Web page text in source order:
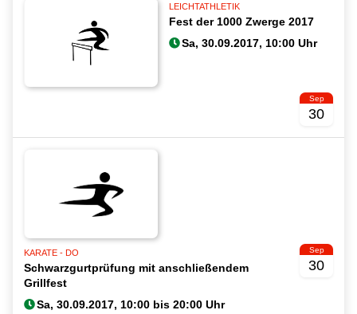
LEICHTATHLETIK
Fest der 1000 Zwerge 2017
Sep
30
KARATE - DO
Schwarzgurtprüfung mit anschließendem
Grillfest
Sep
30